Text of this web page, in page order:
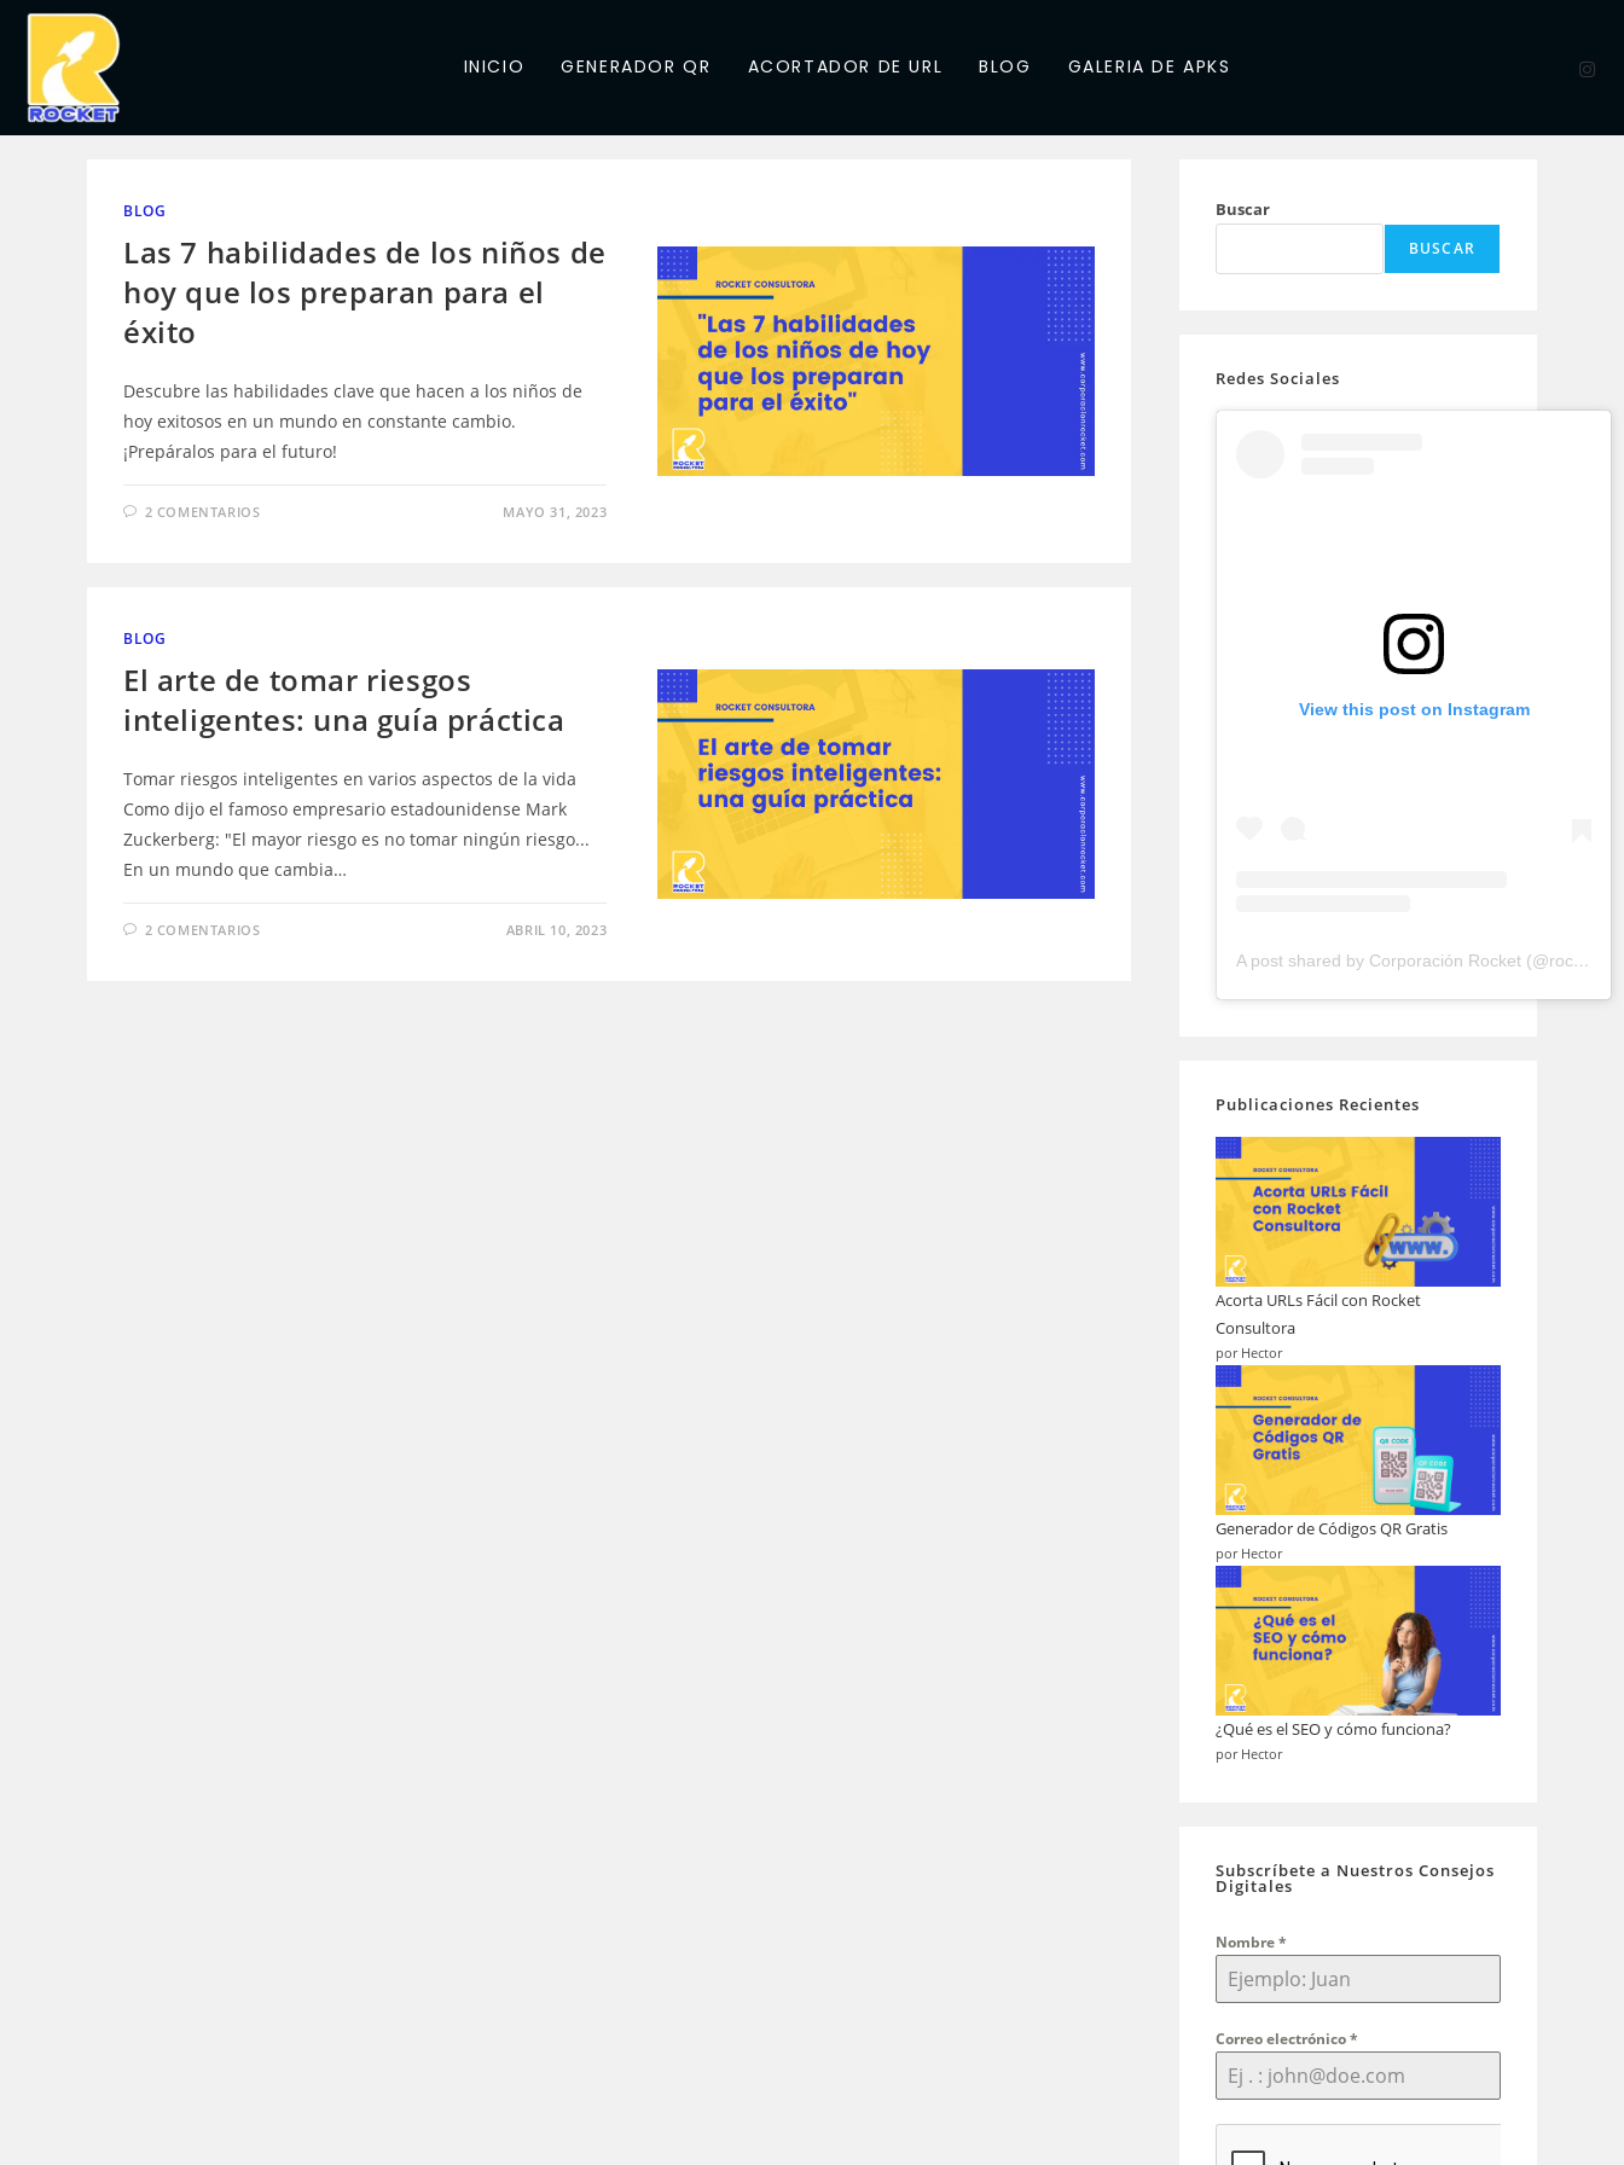
INICIO GENERADOR QR ACORTADOR DE URL BLOG GALERIA DE APKS
BLOG
Las 7 habilidades de los niños de
hoy que los preparan para el
éxito
Descubre las habilidades clave que hacen a los niños de
hoy exitosos en un mundo en constante cambio.
¡Prepáralos para el futuro!
2 COMENTARIOS MAYO 31, 2023
BLOG
El arte de tomar riesgos
inteligentes: una guía práctica
Tomar riesgos inteligentes en varios aspectos de la vida
Como dijo el famoso empresario estadounidense Mark
Zuckerberg: "El mayor riesgo es no tomar ningún riesgo...
En un mundo que cambia…
2 COMENTARIOS ABRIL 10, 2023
Buscar
BUSCAR
Redes Sociales
View this post on Instagram
A post shared by Corporación Rocket (@rocketconsultora)
Publicaciones Recientes
Acorta URLs Fácil con Rocket
Consultora
por Hector
Generador de Códigos QR Gratis
por Hector
¿Qué es el SEO y cómo funciona?
por Hector
Subscríbete a Nuestros Consejos
Digitales
Nombre*
Correo electrónico*